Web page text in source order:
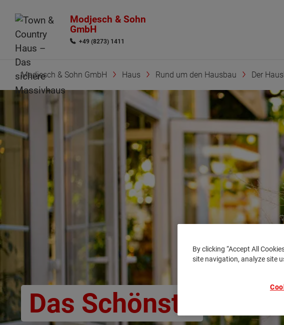
Modjesch & Sohn
GmbH
+49 (8273) 1411
Modjesch & Sohn GmbH Haus Rund um den Hausbau Der
Das Schönste
By clicking “Accept All
site navigation, analyze site